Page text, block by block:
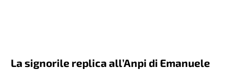
La signorile replica all’Anpi di Emanuele